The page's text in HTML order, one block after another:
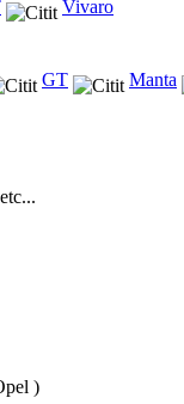
Vivaro
GT Manta
)